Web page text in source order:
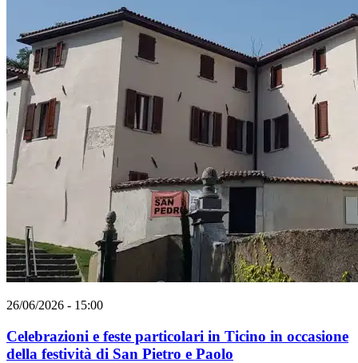
26/06/2026 - 15:00
Celebrazioni e feste particolari in Ticino in occasione
della festività di San Pietro e Paolo